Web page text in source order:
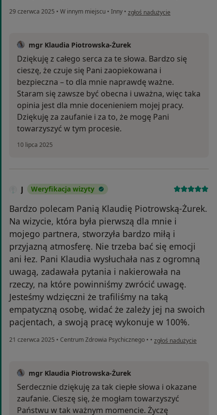
29 czerwca 2025 • W innym miejscu • Inny • w opinii użytkownika Anastazja
zgłoś nadużycie
mgr Klaudia Piotrowska-Żurek
Dziękuję z całego serca za te słowa. Bardzo się
cieszę, że czuje się Pani zaopiekowana i
bezpieczna – to dla mnie naprawdę ważne.
Staram się zawsze być obecna i uważna, więc taka
opinia jest dla mnie docenieniem mojej pracy.
Dziękuję za zaufanie i za to, że mogę Pani
towarzyszyć w tym procesie.
10 lipca 2025
J Weryfikacja wizyty
Bardzo polecam Panią Klaudię Piotrowską-Żurek.
Na wizycie, która była pierwszą dla mnie i
mojego partnera, stworzyła bardzo miłą i
przyjazną atmosferę. Nie trzeba bać się emocji
ani łez. Pani Klaudia wysłuchała nas z ogromną
uwagą, zadawała pytania i nakierowała na
rzeczy, na które powinniśmy zwrócić uwagę.
Jesteśmy wdzięczni że trafiliśmy na taką
empatyczną osobę, widać że zależy jej na swoich
pacjentach, a swoją pracę wykonuje w 100%.
21 czerwca 2025 • Centrum Zdrowia Psychicznego • • w opinii użytkownika J
zgłoś nadużycie
mgr Klaudia Piotrowska-Żurek
Serdecznie dziękuję za tak ciepłe słowa i okazane
zaufanie. Cieszę się, że mogłam towarzyszyć
Państwu w tak ważnym momencie. Życzę